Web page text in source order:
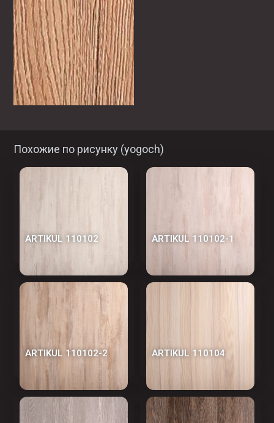
Похожие по рисунку (yogoch)
АRTIKUL 110102 АRTIKUL 110102-1
АRTIKUL 110102-2 АRTIKUL 110104